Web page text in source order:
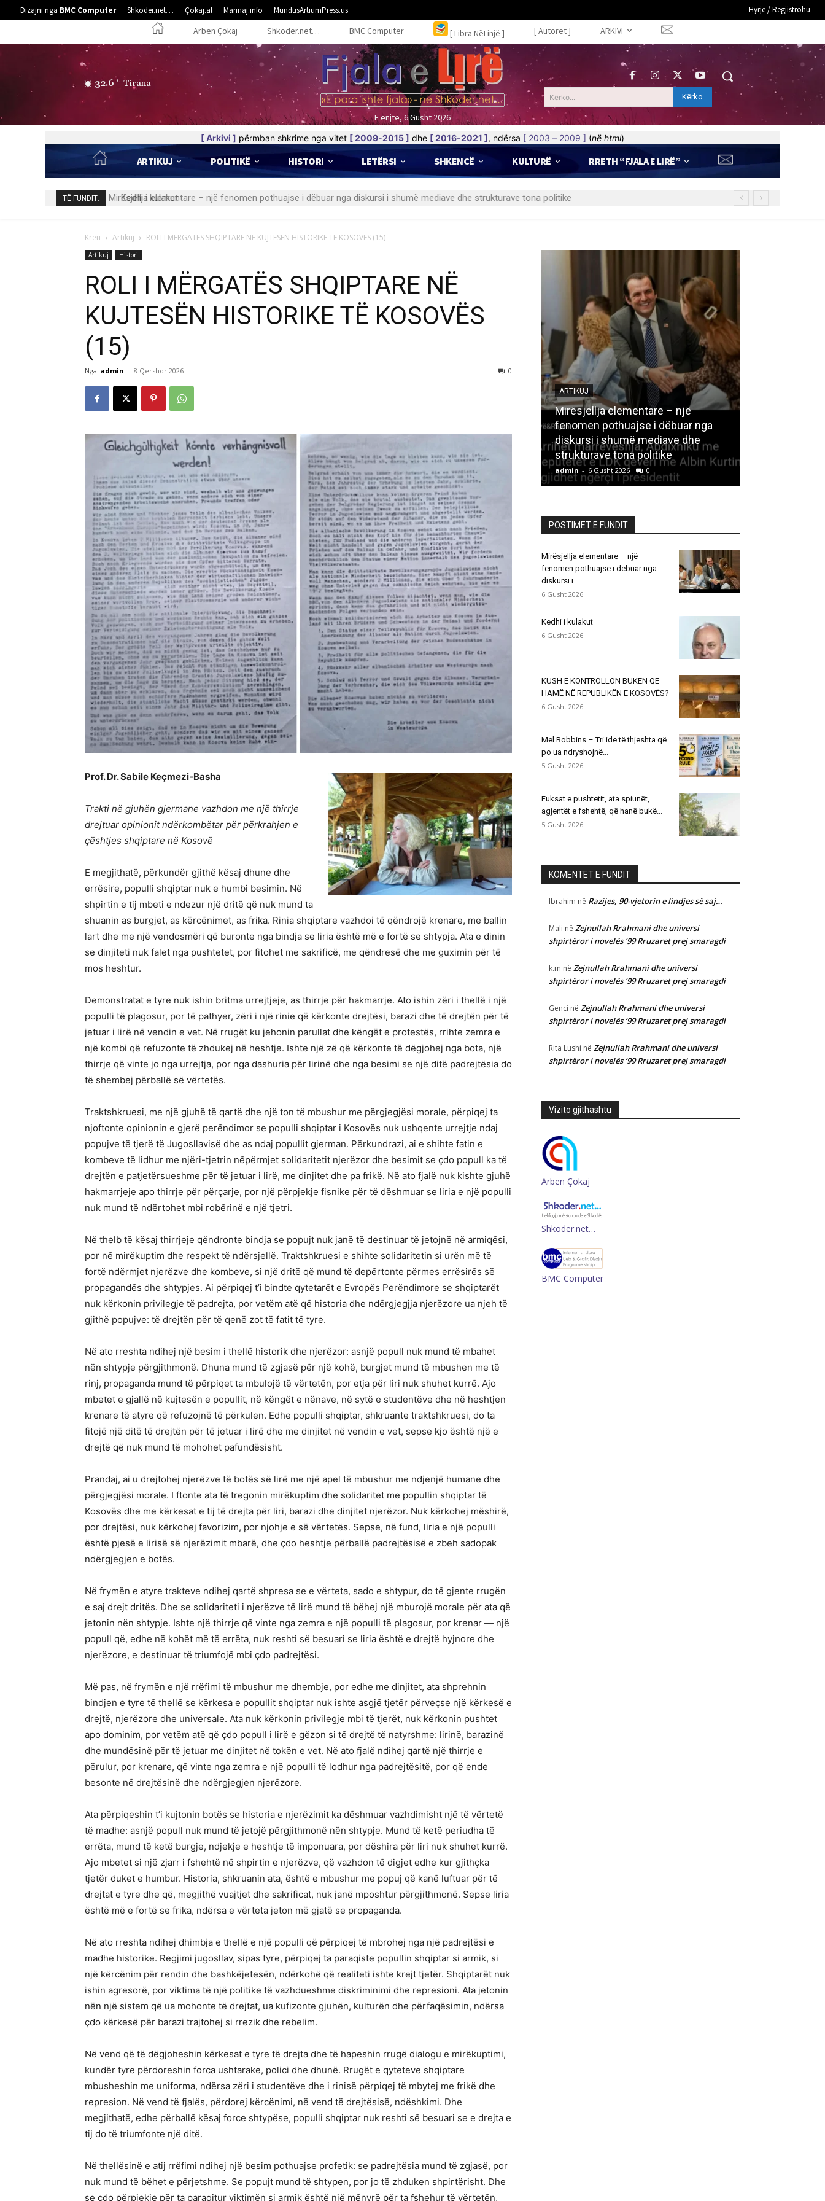
Dizajni nga BMC Computer Shkoder.net… Çokaj.al Marinaj.info MundusArtiumPress.us Hyrje / Regjistrohu
Arben Çokaj Shkoder.net… BMC Computer [ Libra NëLinjë ] [ Autorët ] ARKIVI
32.6 C Tirana
E enjte, 6 Gusht 2026
Kërko... Kërko
[ Arkivi ] përmban shkrime nga vitet [ 2009-2015 ] dhe [ 2016-2021 ], ndërsa [ 2003 – 2009 ] (në html)
ARTIKUJ POLITIKË HISTORI LETËRSI SHKENCË KULTURË RRETH “FJALA E LIRË”
TË FUNDIT: Kedhi i kulakut
Kreu Artikuj ROLI I MËRGATËS SHQIPTARE NË KUJTESËN HISTORIKE TË KOSOVËS (15)
Artikuj Histori
ROLI I MËRGATËS SHQIPTARE NË
KUJTESËN HISTORIKE TË KOSOVËS
(15)
Nga admin - 8 Qershor 2026 0
Prof. Dr. Sabile Keçmezi-Basha
Trakti në gjuhën gjermane vazhdon me një thirrje
drejtuar opinionit ndërkombëtar për përkrahjen e
çështjes shqiptare në Kosovë
E megjithatë, përkundër gjithë kësaj dhune dhe
errësire, populli shqiptar nuk e humbi besimin. Në
shpirtin e tij mbeti e ndezur një dritë që nuk mund ta
shuanin as burgjet, as kërcënimet, as frika. Rinia shqiptare vazhdoi të qëndrojë krenare, me ballin
lart dhe me një vendosmëri që buronte nga bindja se liria është më e fortë se shtypja. Ata e dinin
se dinjiteti nuk falet nga pushtetet, por fitohet me sakrificë, me qëndresë dhe me guximin për të
mos heshtur.
Demonstratat e tyre nuk ishin britma urrejtjeje, as thirrje për hakmarrje. Ato ishin zëri i thellë i një
populli të plagosur, por të pathyer, zëri i një rinie që kërkonte drejtësi, barazi dhe të drejtën për të
jetuar i lirë në vendin e vet. Në rrugët ku jehonin parullat dhe këngët e protestës, rrihte zemra e
një kombi që refuzonte të zhdukej në heshtje. Ishte një zë që kërkonte të dëgjohej nga bota, një
thirrje që vinte jo nga urrejtja, por nga dashuria për lirinë dhe nga besimi se një ditë padrejtësia do
të shembej përballë së vërtetës.
Traktshkruesi, me një gjuhë të qartë dhe një ton të mbushur me përgjegjësi morale, përpiqej ta
njoftonte opinionin e gjerë perëndimor se populli shqiptar i Kosovës nuk ushqente urrejtje ndaj
popujve të tjerë të Jugosllavisë dhe as ndaj popullit gjerman. Përkundrazi, ai e shihte fatin e
kombeve të lidhur me njëri-tjetrin nëpërmjet solidaritetit njerëzor dhe besimit se çdo popull ka të
drejtën e patjetërsueshme për të jetuar i lirë, me dinjitet dhe pa frikë. Në ato fjalë nuk kishte gjuhë
hakmarrjeje apo thirrje për përçarje, por një përpjekje fisnike për të dëshmuar se liria e një populli
nuk mund të ndërtohet mbi robërinë e një tjetri.
Në thelb të kësaj thirrjeje qëndronte bindja se popujt nuk janë të destinuar të jetojnë në armiqësi,
por në mirëkuptim dhe respekt të ndërsjellë. Traktshkruesi e shihte solidaritetin si urën më të
fortë ndërmjet njerëzve dhe kombeve, si një dritë që mund të depërtonte përmes errësirës së
propagandës dhe shtypjes. Ai përpiqej t’i bindte qytetarët e Evropës Perëndimore se shqiptarët
nuk kërkonin privilegje të padrejta, por vetëm atë që historia dhe ndërgjegjja njerëzore ua njeh të
gjithë popujve: të drejtën për të qenë zot të fatit të tyre.
Në ato rreshta ndihej një besim i thellë historik dhe njerëzor: asnjë popull nuk mund të mbahet
nën shtypje përgjithmonë. Dhuna mund të zgjasë për një kohë, burgjet mund të mbushen me të
rinj, propaganda mund të përpiqet ta mbulojë të vërtetën, por etja për liri nuk shuhet kurrë. Ajo
mbetet e gjallë në kujtesën e popullit, në këngët e nënave, në sytë e studentëve dhe në heshtjen
krenare të atyre që refuzojnë të përkulen. Edhe populli shqiptar, shkruante traktshkruesi, do ta
fitojë një ditë të drejtën për të jetuar i lirë dhe me dinjitet në vendin e vet, sepse kjo është një e
drejtë që nuk mund të mohohet pafundësisht.
Prandaj, ai u drejtohej njerëzve të botës së lirë me një apel të mbushur me ndjenjë humane dhe
përgjegjësi morale. I ftonte ata të tregonin mirëkuptim dhe solidaritet me popullin shqiptar të
Kosovës dhe me kërkesat e tij të drejta për liri, barazi dhe dinjitet njerëzor. Nuk kërkohej mëshirë,
por drejtësi, nuk kërkohej favorizim, por njohje e së vërtetës. Sepse, në fund, liria e një populli
është pjesë e lirisë së njerëzimit mbarë, dhe çdo heshtje përballë padrejtësisë e zbeh sadopak
ndërgjegjen e botës.
Në frymën e atyre trakteve ndihej qartë shpresa se e vërteta, sado e shtypur, do të gjente rrugën
e saj drejt dritës. Dhe se solidariteti i njerëzve të lirë mund të bëhej një mburojë morale për ata që
jetonin nën shtypje. Ishte një thirrje që vinte nga zemra e një populli të plagosur, por krenar — një
popull që, edhe në kohët më të errëta, nuk reshti së besuari se liria është e drejtë hyjnore dhe
njerëzore, e destinuar të triumfojë mbi çdo padrejtësi.
Më pas, në frymën e një rrëfimi të mbushur me dhembje, por edhe me dinjitet, ata shprehnin
bindjen e tyre të thellë se kërkesa e popullit shqiptar nuk ishte asgjë tjetër përveçse një kërkesë e
drejtë, njerëzore dhe universale. Ata nuk kërkonin privilegje mbi të tjerët, nuk kërkonin pushtet
apo dominim, por vetëm atë që çdo popull i lirë e gëzon si të drejtë të natyrshme: lirinë, barazinë
dhe mundësinë për të jetuar me dinjitet në tokën e vet. Në ato fjalë ndihej qartë një thirrje e
përulur, por krenare, që vinte nga zemra e një populli të lodhur nga padrejtësitë, por që ende
besonte në drejtësinë dhe ndërgjegjen njerëzore.
Ata përpiqeshin t’i kujtonin botës se historia e njerëzimit ka dëshmuar vazhdimisht një të vërtetë
të madhe: asnjë popull nuk mund të jetojë përgjithmonë nën shtypje. Mund të ketë periudha të
errëta, mund të ketë burgje, ndjekje e heshtje të imponuara, por dëshira për liri nuk shuhet kurrë.
Ajo mbetet si një zjarr i fshehtë në shpirtin e njerëzve, që vazhdon të digjet edhe kur gjithçka
tjetër duket e humbur. Historia, shkruanin ata, është e mbushur me popuj që kanë luftuar për të
drejtat e tyre dhe që, megjithë vuajtjet dhe sakrificat, nuk janë mposhtur përgjithmonë. Sepse liria
është më e fortë se frika, ndërsa e vërteta jeton më gjatë se propaganda.
Në ato rreshta ndihej dhimbja e thellë e një populli që përpiqej të mbrohej nga një padrejtësi e
madhe historike. Regjimi jugosllav, sipas tyre, përpiqej ta paraqiste popullin shqiptar si armik, si
një kërcënim për rendin dhe bashkëjetesën, ndërkohë që realiteti ishte krejt tjetër. Shqiptarët nuk
ishin agresorë, por viktima të një politike të vazhdueshme diskriminimi dhe represioni. Ata jetonin
nën një sistem që ua mohonte të drejtat, ua kufizonte gjuhën, kulturën dhe përfaqësimin, ndërsa
çdo kërkesë për barazi trajtohej si rrezik dhe rebelim.
Në vend që të dëgjoheshin kërkesat e tyre të drejta dhe të hapeshin rrugë dialogu e mirëkuptimi,
kundër tyre përdoreshin forca ushtarake, polici dhe dhunë. Rrugët e qyteteve shqiptare
mbusheshin me uniforma, ndërsa zëri i studentëve dhe i rinisë përpiqej të mbytej me frikë dhe
represion. Në vend të fjalës, përdorej kërcënimi, në vend të drejtësisë, ndëshkimi. Dhe
megjithatë, edhe përballë kësaj force shtypëse, populli shqiptar nuk reshti së besuari se e drejta e
tij do të triumfonte një ditë.
Në thellësinë e atij rrëfimi ndihej një besim pothuajse profetik: se padrejtësia mund të zgjasë, por
nuk mund të bëhet e përjetshme. Se popujt mund të shtypen, por jo të zhduken shpirtërisht. Dhe
se çdo përpjekje për ta paraqitur viktimën si armik është një mënyrë për ta fshehur të vërtetën,
ARTIKUJ
Mirësjellja elementare – një
fenomen pothuajse i dëbuar nga
diskursi i shumë mediave dhe
strukturave tona politike
admin - 6 Gusht 2026 0
POSTIMET E FUNDIT
Mirësjellja elementare – një
fenomen pothuajse i dëbuar nga
diskursi i...
6 Gusht 2026
Kedhi i kulakut
6 Gusht 2026
KUSH E KONTROLLON BUKËN QË
HAMË NË REPUBLIKËN E KOSOVËS?
6 Gusht 2026
Mel Robbins – Tri ide të thjeshta që
po ua ndryshojnë...
5 Gusht 2026
Fuksat e pushtetit, ata spiunët,
agjentët e fshehtë, që hanë bukë...
5 Gusht 2026
KOMENTET E FUNDIT
Ibrahim në Razijes, 90-vjetorin e lindjes së saj…
Mali në Zejnullah Rrahmani dhe universi
shpirtëror i novelës ‘99 Rruzaret prej smaragdi
k.m në Zejnullah Rrahmani dhe universi
shpirtëror i novelës ‘99 Rruzaret prej smaragdi
Genci në Zejnullah Rrahmani dhe universi
shpirtëror i novelës ‘99 Rruzaret prej smaragdi
Rita Lushi në Zejnullah Rrahmani dhe universi
shpirtëror i novelës ‘99 Rruzaret prej smaragdi
Vizito gjithashtu
Arben Çokaj
Shkoder.net…
BMC Computer